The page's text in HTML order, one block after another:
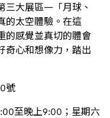
三大展區—「月球、
的太空體驗。在這
的感覺並真切的體會
奇心和想像力，踏出
號
至晚上9:00；星期六